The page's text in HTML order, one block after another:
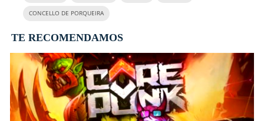
CONCELLO DE PORQUEIRA
TE RECOMENDAMOS